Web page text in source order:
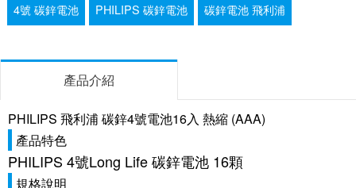
4號 碳鋅電池 PHILIPS 碳鋅電池 碳鋅電池 飛利浦
產品介紹
PHILIPS 飛利浦 碳鋅4號電池16入 熱縮 (AAA)
產品特色
PHILIPS 4號Long Life 碳鋅電池 16顆
規格說明